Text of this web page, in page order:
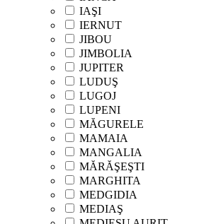
IAŞI
IERNUT
JIBOU
JIMBOLIA
JUPITER
LUDUŞ
LUGOJ
LUPENI
MĂGURELE
MAMAIA
MANGALIA
MĂRĂŞEŞTI
MARGHITA
MEDGIDIA
MEDIAŞ